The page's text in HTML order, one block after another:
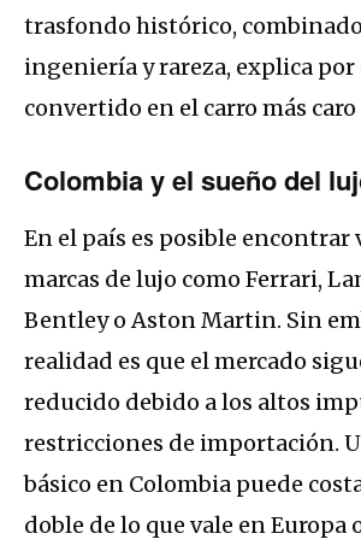
trasfondo histórico,
ingeniería y rareza, explica por
convertido en el carro más
Colombia y el sueño del
En el país es posible encontrar
marcas de lujo como Ferrari,
Bentley o Aston Martin. Sin
realidad es que el mercado
reducido debido a los altos
restricciones de importación.
básico en Colombia puede
doble de lo que vale en Europa